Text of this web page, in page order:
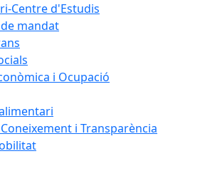
Centre d'Estudis
mandat
i Ocupació
i Transparència